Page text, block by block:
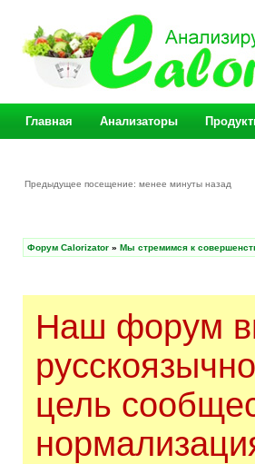
Главная Анализаторы
Предыдущее посещение: менее минуты назад
Форум Calorizator » Мы стремимся к
Наш форум
цель